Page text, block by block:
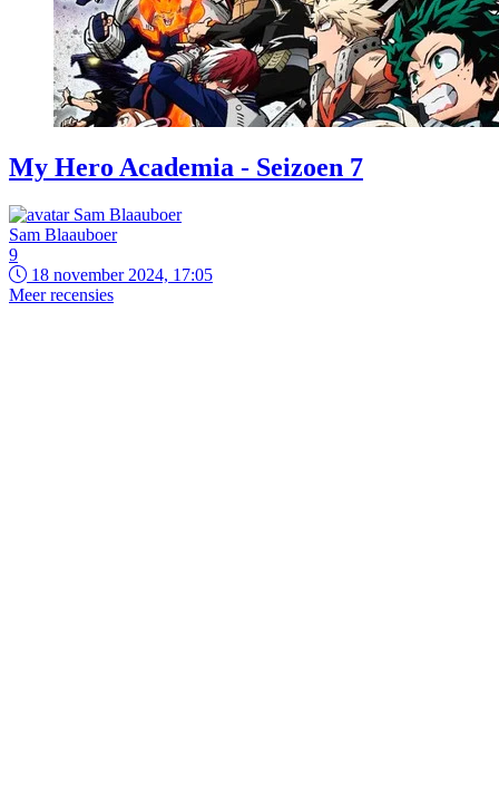
My Hero Academia - Seizoen 7
Sam Blaauboer
9
18 november 2024, 17:05
Meer recensies